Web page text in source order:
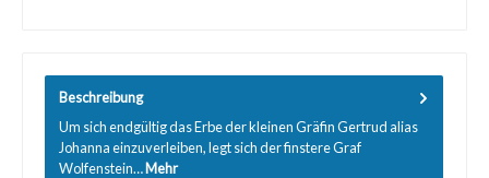
Beschreibung
Um sich endgültig das Erbe der kleinen Gräfin Gertrud alias
Johanna einzuverleiben, legt sich der finstere Graf
Wolfenstein…Mehr